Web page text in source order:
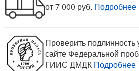
от 7 000 руб. Подробнее
Проверить
сайте Федеральной
ГИИС ДМДК Подробнее